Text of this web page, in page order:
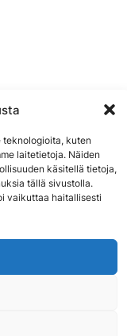
teknologioita, kuten
laitetietoja. Näiden
käsitellä tietoja,
tällä sivustolla.
vaikuttaa haitallisesti